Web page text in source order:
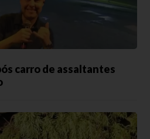
carro de assaltantes